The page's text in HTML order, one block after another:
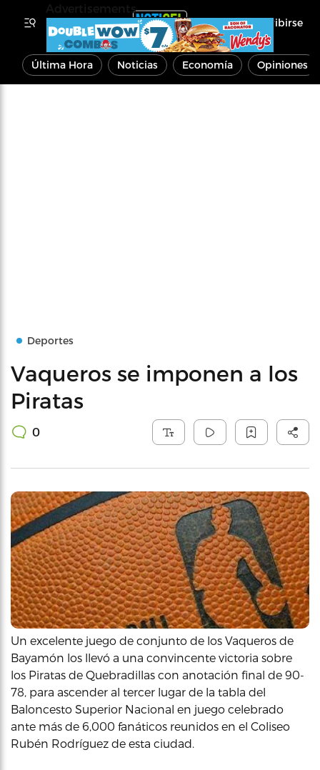
Inscribirse
Última Hora Noticias Economía Opiniones
Deportes
Vaqueros se imponen a los
Piratas
0
Un excelente juego de conjunto de los Vaqueros de
Bayamón los llevó a una convincente victoria sobre
los Piratas de Quebradillas con anotación final de 90-
78, para ascender al tercer lugar de la tabla del
Baloncesto Superior Nacional en juego celebrado
ante más de 6,000 fanáticos reunidos en el Coliseo
Rubén Rodríguez de esta ciudad.
Advertisements